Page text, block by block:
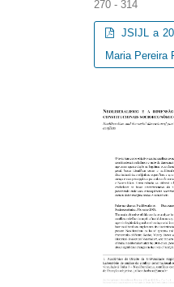
270 - 314
JSIJL a
Maria Pereira